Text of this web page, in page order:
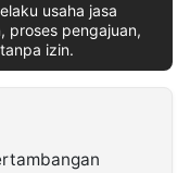
usaha jasa
proses pengajuan,
izin.